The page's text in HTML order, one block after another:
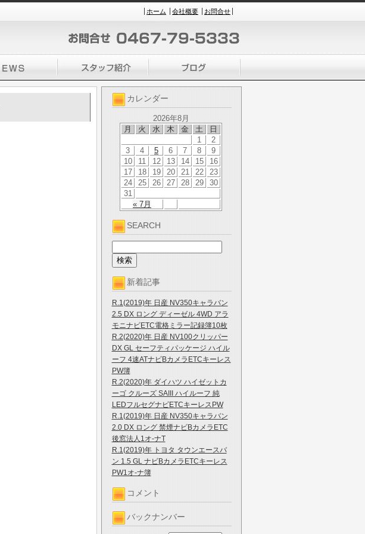
ホーム 会社概要 お問合せ
カレンダー
2026年8月
月
火 水 木 金 土 日
« 7月
1
2
3
4 5 6 7 8
9
10
11 12 13 14 15
16
17
18 19 20 21 22
23
24
25 26 27 28 29
30
31
SEARCH
新着記事
R.1(2019)年 日産 NV350キャラバン
2.5 DX ロング ディーゼル 4WD アラ
モニナビETC電格ミラー記録簿10枚
R.2(2020)年 日産 NV100クリッパー
DX GL セーフティパッケージ ハイル
ーフ 4速ATナビBカメラETCキーレス
PW簿
R.2(2020)年 ダイハツ ハイゼットカ
ーゴ クルーズ SAIII ハイルーフ 純
LEDフルセグナビETCキーレスPW
R.1(2019)年 日産 NV350キャラバン
2.0 DX ロング 禁煙ナビBカメラETC
後窓法人1オ-ナT
R.1(2019)年 トヨタ タウンエースバ
ン 1.5 GL ナビBカメラETCキーレス
PW1オ-ナ簿
コメント
バックナンバー